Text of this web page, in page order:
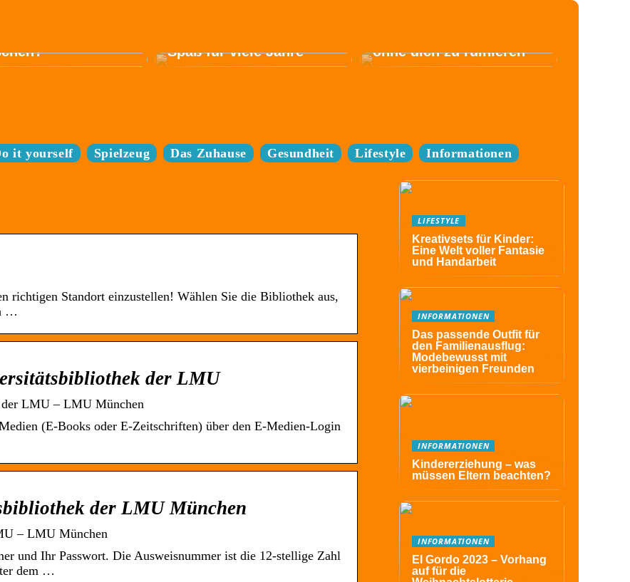
Spaß für viele Jahre
ohne dich zu ruinieren
it yourself Spielzeug Das Zuhause Gesundheit Lifestyle Informationen
richtigen Standort einzustellen! Wählen Sie die Bibliothek aus,
…
der LMU
LMU – LMU München
(E-Books oder E-Zeitschriften) über den E-Medien-Login
der LMU München
– LMU München
und Ihr Passwort. Die Ausweisnummer ist die 12-stellige Zahl
dem …
LIFESTYLE
Kreativsets für Kinder:
Eine Welt voller Fantasie
und Handarbeit
INFORMATIONEN
Das passende Outfit für
den Familienausflug:
Modebewusst mit
vierbeinigen Freunden
INFORMATIONEN
Kindererziehung – was
müssen Eltern beachten?
INFORMATIONEN
El Gordo 2023 – Vorhang
auf für die